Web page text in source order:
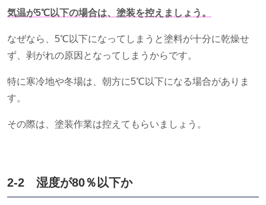
気温が5℃以下の場合は、塗装を控えましょう。
なぜなら、 5℃以下になってしまうと塗料が十分に乾燥せ
ず、剥がれの原因となってしまうからです。
特に寒冷地や冬場は、朝方に5℃以下になる場合がありま
す。
その際は、塗装作業は控えてもらいましょう。
2-2 湿度が80％以下か